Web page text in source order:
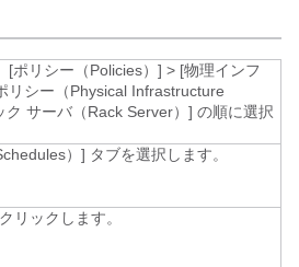
[ポリシー（Policies）] > [物理インフ
リシー（Physical Infrastructure
ク サーバ（Rack Server）] の順に選択
）] タブを選択します。
リックします。